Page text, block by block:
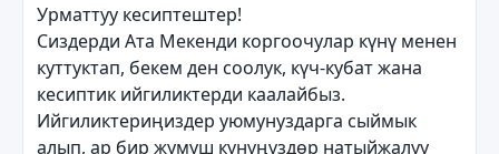
Урматтуу кесиптештер!
Сиздерди Ата Мекенди коргоочулар күнү менен
куттуктап, бекем ден соолук, күч-кубат жана
кесиптик ийгиликтерди каалайбыз.
Ийгиликтериңиздер уюмунуздарга сыймык
алып, ар бир жумуш күнүңүздөр натыйжалуу